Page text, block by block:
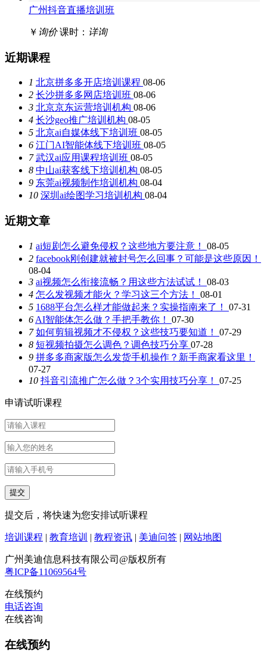
广州抖音直播培训班
￥ 询价 课时： 详询
近期课程
1 北京拼多多开店培训课程 08-06
2 长沙拼多多网店培训班 08-06
3 北京京东运营培训机构 08-06
4 长沙geo推广培训机构 08-05
5 北京ai自媒体线下培训班 08-05
6 江门AI智能体线下培训班 08-05
7 武汉ai应用课程培训班 08-05
8 中山ai获客线下培训机构 08-05
9 东莞ai视频制作培训机构 08-04
10 深圳ai绘图学习培训机构 08-04
近期文章
1 ai短剧怎么避免侵权？这些地方要注意！ 08-05
2 facebook刚创建就被封号怎么回事？可能是这些原因！
08-04
3 ai视频怎么衔接流畅？用这些方法试试！ 08-03
4 怎么发视频才能火？学习这三个方法！ 08-01
5 1688平台怎么样才能做起来？实操指南来了！ 07-31
6 AI智能体怎么做？手把手教你！ 07-30
7 如何剪辑视频才不侵权？这些技巧要知道！ 07-29
8 短视频拍摄怎么调色？调色技巧分享 07-28
9 拼多多商家版怎么发货手机操作？新手商家看这里！
07-27
10 抖音引流推广怎么做？3个实用技巧分享！ 07-25
申请试听课程
提交后，将快速为您安排试听课程
培训课程 | 教育培训 | 教程资讯 | 美迪问答 | 网站地图
广州美迪信息科技有限公司@版权所有
粤ICP备11069564号
在线预约
电话咨询
在线咨询
在线预约